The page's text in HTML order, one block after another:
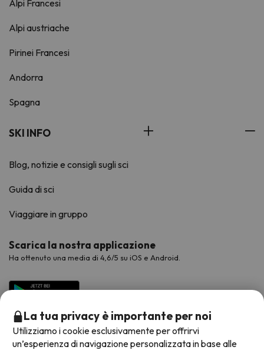
Alpi Francesi
Alpi austriache
Pirinei Francesi
Andorra
Spagna
SKI INFO
Blog, notizie e consigli sugli sci
Guida di sci
Viaggiare in gruppo
Scarica la nostra applicazione
Ha ottenuto una media di 4,6/5 su iOS e Android.
La tua privacy è importante per noi
Utilizziamo i cookie esclusivamente per offrirvi
un’esperienza di navigazione personalizzata in base alle